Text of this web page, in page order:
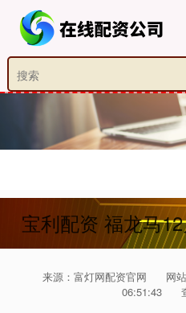
宝利配资 福龙马
来源：富灯网配资官网 网
06:51:43